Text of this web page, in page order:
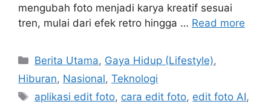
mengubah foto menjadi karya kreatif sesuai
tren, mulai dari efek retro hingga … Read more
C
a
e
Berita Utama, Gaya Hidup (Lifestyle),
Hiburan, Nasional, Teknologi
T
aplikasi edit foto, cara edit foto, edit foto AI,